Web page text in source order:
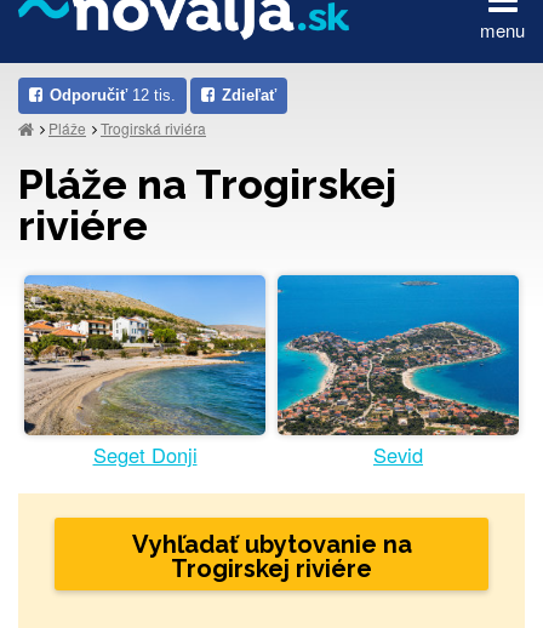
menu
Odporučiť12 tis. Zdieľať
Pláže Trogirská riviéra
Pláže na Trogirskej
riviére
Seget Donji Sevid
Vyhľadať ubytovanie na
Trogirskej riviére